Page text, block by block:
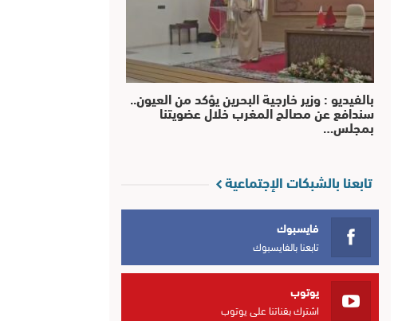
بالفيديو : وزير خارجية البحرين يؤكد من العيون..
سندافع عن مصالح المغرب خلال عضويتنا
بمجلس…
تابعنا بالشبكات الإجتماعية
فايسبوك
تابعنا بالفايسبوك
يوتوب
اشترك بقناتنا على يوتوب